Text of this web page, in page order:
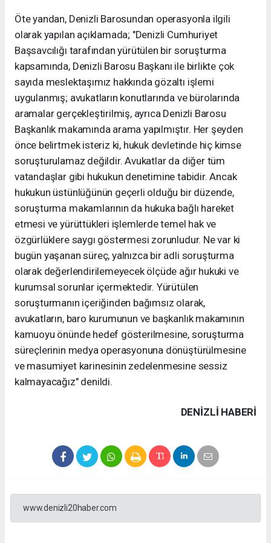
Öte yandan, Denizli Barosundan operasyonla ilgili
olarak yapılan açıklamada; "Denizli Cumhuriyet
Başsavcılığı tarafından yürütülen bir soruşturma
kapsamında, Denizli Barosu Başkanı ile birlikte çok
sayıda meslektaşımız hakkında gözaltı işlemi
uygulanmış; avukatların konutlarında ve bürolarında
aramalar gerçekleştirilmiş, ayrıca Denizli Barosu
Başkanlık makamında arama yapılmıştır. Her şeyden
önce belirtmek isteriz ki, hukuk devletinde hiç kimse
soruşturulamaz değildir. Avukatlar da diğer tüm
vatandaşlar gibi hukukun denetimine tabidir. Ancak
hukukun üstünlüğünün geçerli olduğu bir düzende,
soruşturma makamlarının da hukuka bağlı hareket
etmesi ve yürüttükleri işlemlerde temel hak ve
özgürlüklere saygı göstermesi zorunludur. Ne var ki
bugün yaşanan süreç, yalnızca bir adli soruşturma
olarak değerlendirilemeyecek ölçüde ağır hukuki ve
kurumsal sorunlar içermektedir. Yürütülen
soruşturmanın içeriğinden bağımsız olarak,
avukatların, baro kurumunun ve başkanlık makamının
kamuoyu önünde hedef gösterilmesine, soruşturma
süreçlerinin medya operasyonuna dönüştürülmesine
ve masumiyet karinesinin zedelenmesine sessiz
kalmayacağız" denildi.
DENIZLI HABERİ
www.denizli20haber.com